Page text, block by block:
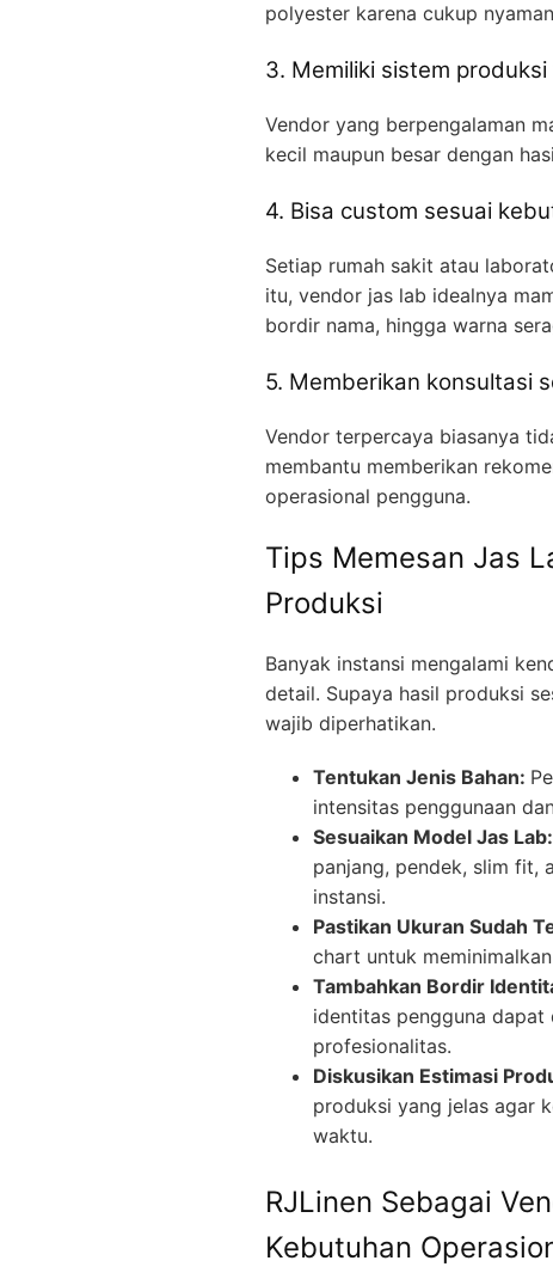
polyester karena cukup
3. Memiliki sistem
Vendor yang berpengalaman
kecil maupun besar dengan
4. Bisa custom sesuai
Setiap rumah sakit atau
itu, vendor jas lab idealnya
bordir nama, hingga warna
5. Memberikan konsultasi
Vendor terpercaya biasanya
membantu memberikan
operasional pengguna.
Tips Memesan Jas
Produksi
Banyak instansi mengalami
detail. Supaya hasil produksi
wajib diperhatikan.
Tentukan Jenis Bahan:
intensitas penggunaan
Sesuaikan Model Jas Lab:
panjang, pendek, slim fit,
instansi.
Pastikan Ukuran Sudah
chart untuk
Tambahkan Bordir
identitas pengguna
profesionalitas.
Diskusikan Estimasi
produksi yang jelas agar
waktu.
RJLinen Sebagai
Kebutuhan